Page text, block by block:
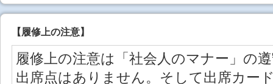
【 履修上の注意】
履修上の注意は「社会人のマナー」の
出席点はありません。そして出席カー